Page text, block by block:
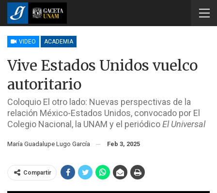
VIDEO ACADEMIA
Vive Estados Unidos vuelco
autoritario
Coloquio El otro lado: Nuevas perspectivas de la
relación México-Estados Unidos, convocado por El
Colegio Nacional, la UNAM y el periódicoEl Universal
María Guadalupe Lugo García Feb 3, 2025
Compartir